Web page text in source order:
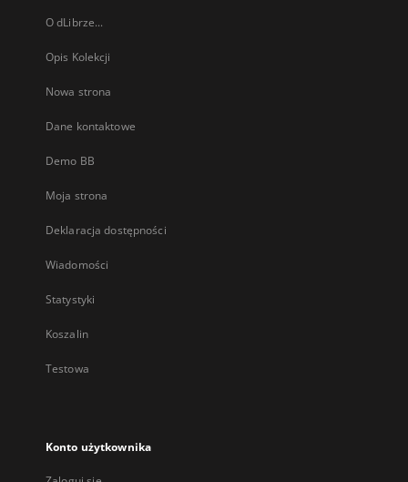
O dLibrze...
Opis Kolekcji
Nowa strona
Dane kontaktowe
Demo BB
Moja strona
Deklaracja dostępności
Wiadomości
Statystyki
Koszalin
Testowa
Konto użytkownika